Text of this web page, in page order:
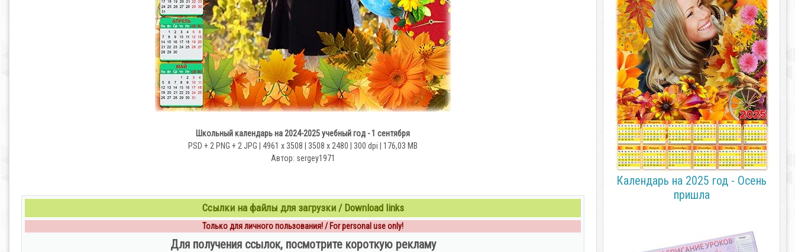
Школьный календарь на 2024-2025 учебный год - 1 сентября
PSD + 2 PNG + 2 JPG | 4961 x 3508 | 3508 x 2480 | 300 dpi | 176,03 MB
Автор: sergey1971
Ссылки на файлы для загрузки / Download links
Только для личного пользования! / For personal use only!
Для получения ссылок, посмотрите короткую рекламу
Календарь на 2025 год - Осень
пришла